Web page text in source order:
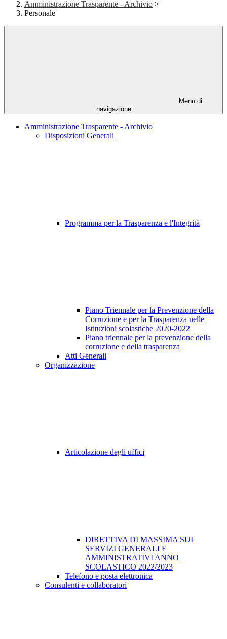
Amministrazione Trasparente - Archivio >
Personale
Menu di
navigazione
Amministrazione Trasparente - Archivio
Disposizioni Generali
Programma per la Trasparenza e l'Integrità
Piano Triennale per la Prevenzione della
Corruzione e per la Trasparenza nelle
Istituzioni scolastiche 2020-2022
Piano triennale per la prevenzione della
corruzione e della trasparenza
Atti Generali
Organizzazione
Articolazione degli uffici
DIRETTIVA DI MASSIMA SUI
SERVIZI GENERALI E
AMMINISTRATIVI ANNO
SCOLASTICO 2022/2023
Telefono e posta elettronica
Consulenti e collaboratori